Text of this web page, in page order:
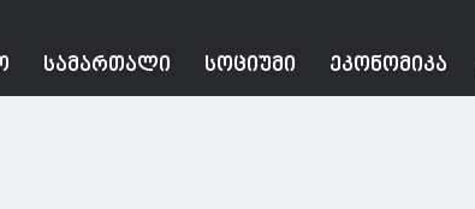
ᲡᲐᲛᲐᲠᲗᲐᲚᲘ ᲡᲝᲪᲘᲣᲛᲘ ᲔᲙᲝᲜᲝᲛᲘᲙᲐ